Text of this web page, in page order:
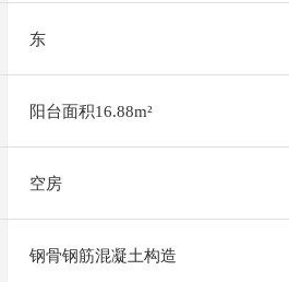
东
阳台面积16.88m²
空房
钢骨钢筋混凝土构造